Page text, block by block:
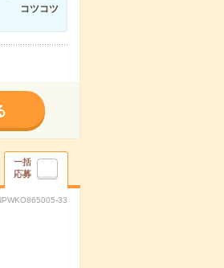
コツコツ
一括
応募
33